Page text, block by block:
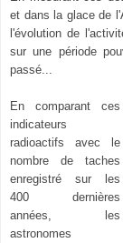
et dans la glace de
l'évolution de
sur une période
passé...
En comparant ces
indicateurs
radioactifs avec le
nombre de taches
enregistré sur les
400 dernières
années, les
astronomes